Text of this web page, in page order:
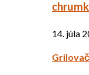
14. júla